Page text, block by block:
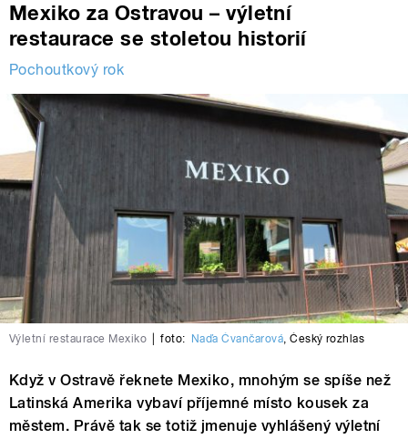
Mexiko za Ostravou – výletní
restaurace se stoletou historií
Pochoutkový rok
Výletní restaurace Mexiko foto: Naďa Čvančarová,Český rozhlas
Když v Ostravě řeknete Mexiko, mnohým se spíše než
Latinská Amerika vybaví příjemné místo kousek za
městem. Právě tak se totiž jmenuje vyhlášený výletní